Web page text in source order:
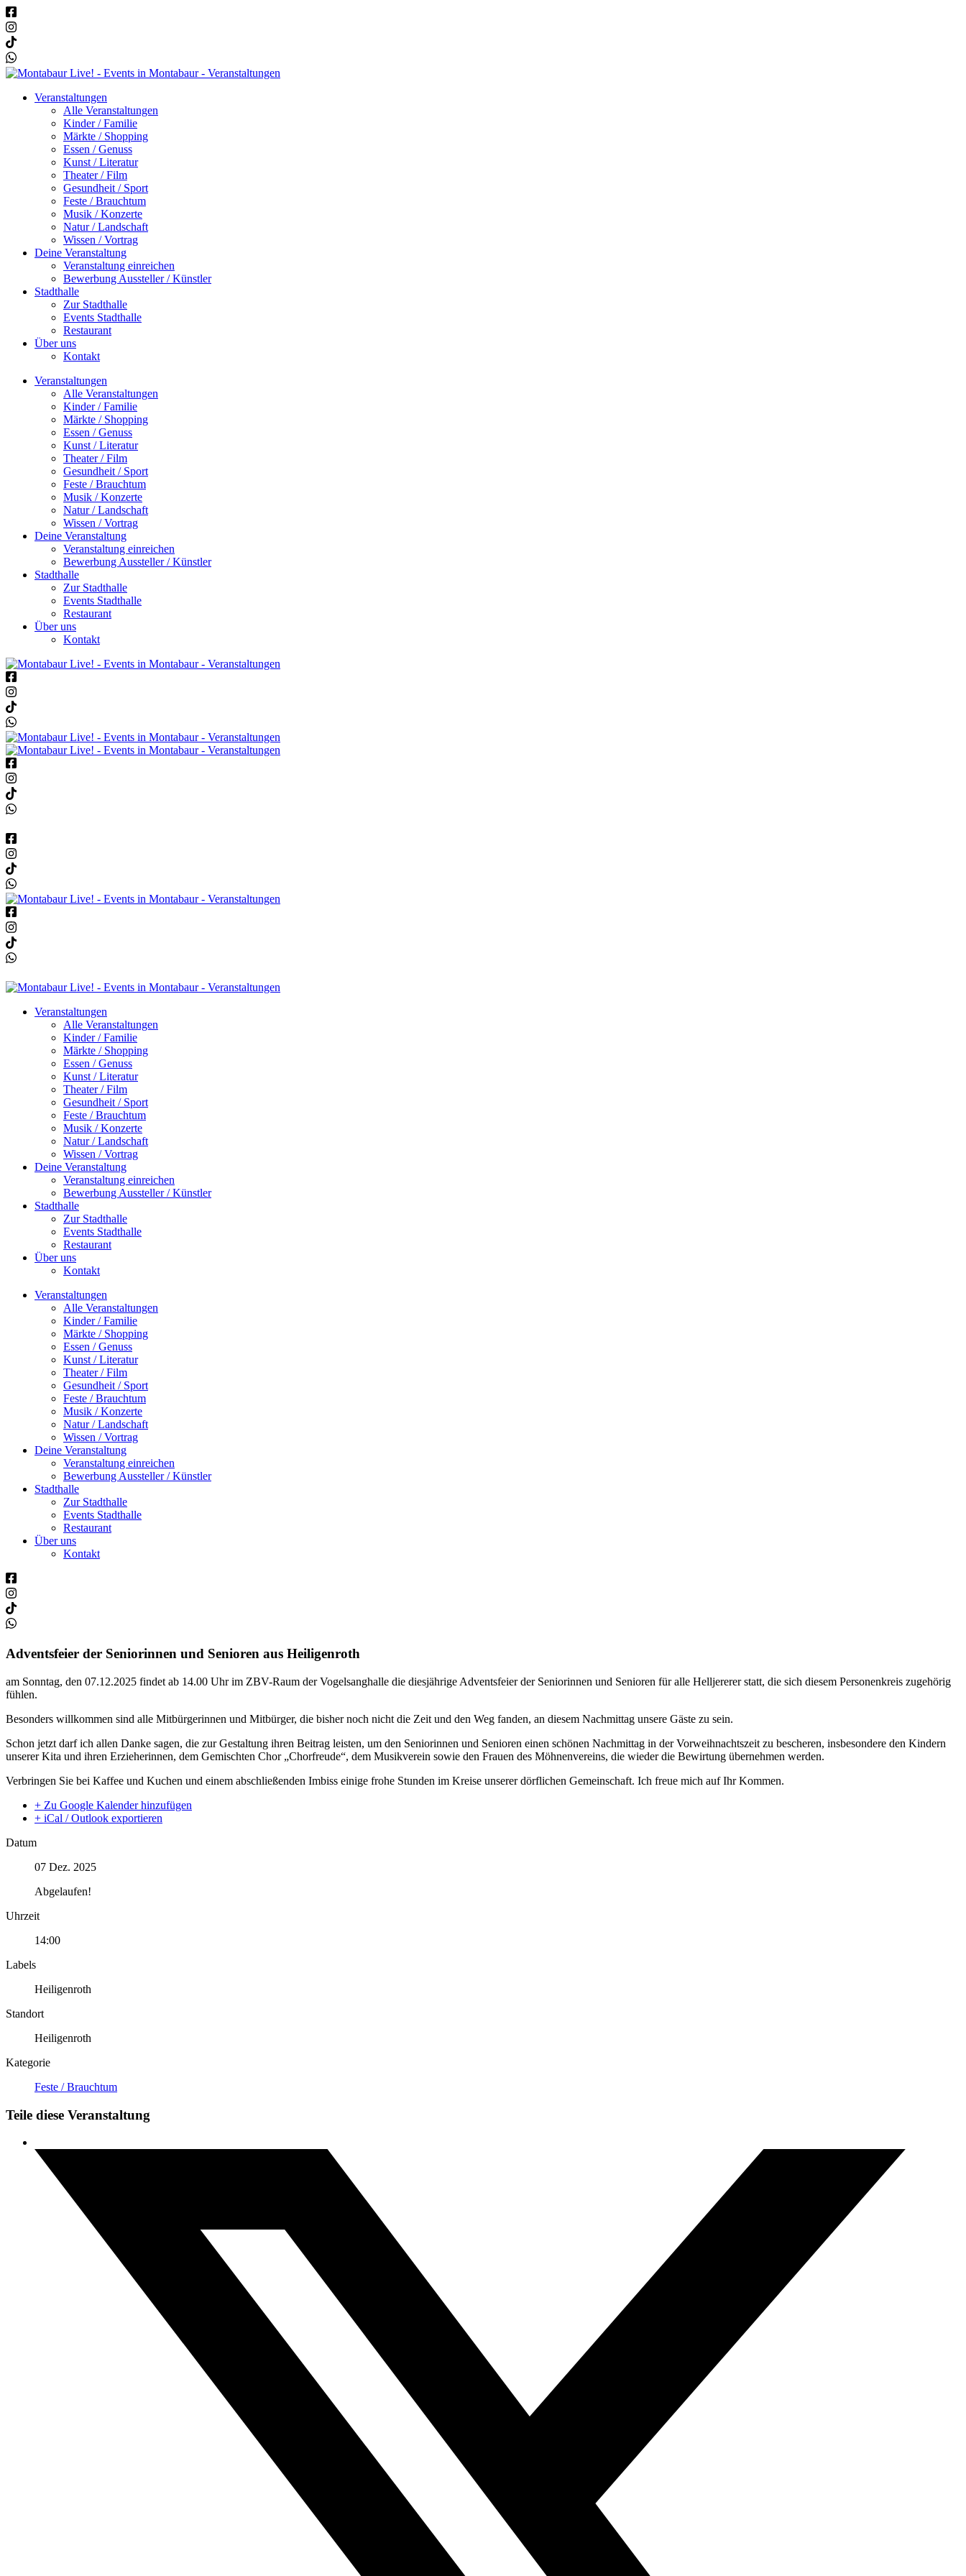
Veranstaltungen
Alle Veranstaltungen
Kinder / Familie
Märkte / Shopping
Essen / Genuss
Kunst / Literatur
Theater / Film
Gesundheit / Sport
Feste / Brauchtum
Musik / Konzerte
Natur / Landschaft
Wissen / Vortrag
Deine Veranstaltung
Veranstaltung einreichen
Bewerbung Aussteller / Künstler
Stadthalle
Zur Stadthalle
Events Stadthalle
Restaurant
Über uns
Kontakt
Veranstaltungen
Alle Veranstaltungen
Kinder / Familie
Märkte / Shopping
Essen / Genuss
Kunst / Literatur
Theater / Film
Gesundheit / Sport
Feste / Brauchtum
Musik / Konzerte
Natur / Landschaft
Wissen / Vortrag
Deine Veranstaltung
Veranstaltung einreichen
Bewerbung Aussteller / Künstler
Stadthalle
Zur Stadthalle
Events Stadthalle
Restaurant
Über uns
Kontakt
Veranstaltungen
Alle Veranstaltungen
Kinder / Familie
Märkte / Shopping
Essen / Genuss
Kunst / Literatur
Theater / Film
Gesundheit / Sport
Feste / Brauchtum
Musik / Konzerte
Natur / Landschaft
Wissen / Vortrag
Deine Veranstaltung
Veranstaltung einreichen
Bewerbung Aussteller / Künstler
Stadthalle
Zur Stadthalle
Events Stadthalle
Restaurant
Über uns
Kontakt
Veranstaltungen
Alle Veranstaltungen
Kinder / Familie
Märkte / Shopping
Essen / Genuss
Kunst / Literatur
Theater / Film
Gesundheit / Sport
Feste / Brauchtum
Musik / Konzerte
Natur / Landschaft
Wissen / Vortrag
Deine Veranstaltung
Veranstaltung einreichen
Bewerbung Aussteller / Künstler
Stadthalle
Zur Stadthalle
Events Stadthalle
Restaurant
Über uns
Kontakt
Adventsfeier der Seniorinnen und Senioren aus Heiligenroth
am Sonntag, den 07.12.2025 findet ab 14.00 Uhr im ZBV-Raum der Vogelsanghalle die diesjährige Adventsfeier der Seniorinnen und Senioren für alle Helljererer statt, die sich diesem Personenkreis zugehörig
fühlen.
Besonders willkommen sind alle Mitbürgerinnen und Mitbürger, die bisher noch nicht die Zeit und den Weg fanden, an diesem Nachmittag unsere Gäste zu sein.
Schon jetzt darf ich allen Danke sagen, die zur Gestaltung ihren Beitrag leisten, um den Seniorinnen und Senioren einen schönen Nachmittag in der Vorweihnachtszeit zu bescheren, insbesondere den Kindern
unserer Kita und ihren Erzieherinnen, dem Gemischten Chor „Chorfreude“, dem Musikverein sowie den Frauen des Möhnenvereins, die wieder die Bewirtung übernehmen werden.
Verbringen Sie bei Kaffee und Kuchen und einem abschließenden Imbiss einige frohe Stunden im Kreise unserer dörflichen Gemeinschaft. Ich freue mich auf Ihr Kommen.
+ Zu Google Kalender hinzufügen
+ iCal / Outlook exportieren
Datum
07 Dez. 2025
Abgelaufen!
Uhrzeit
14:00
Labels
Heiligenroth
Standort
Heiligenroth
Kategorie
Feste / Brauchtum
Teile diese Veranstaltung